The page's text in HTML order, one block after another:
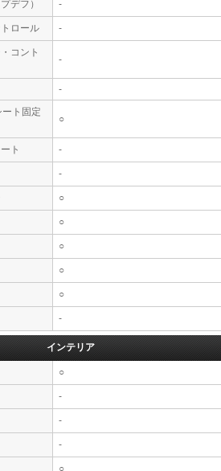
デフ） -
ロール -
コント
-
-
ート固定
○
ト -
-
○
○
○
○
○
-
インテリア
○
-
-
-
○